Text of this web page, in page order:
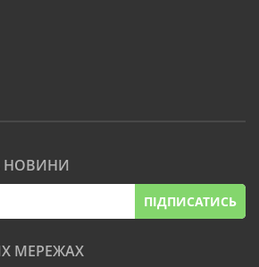
НОВИНИ
ПІДПИСАТИСЬ
МЕРЕЖАХ